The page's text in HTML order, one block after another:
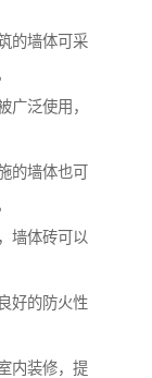
的墙体可采
泛使用，
的墙体也可
墙体砖可以
好的防火性
内装修，提